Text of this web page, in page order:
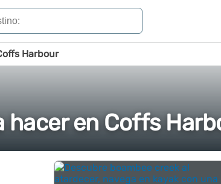
Harbour
hacer en Coffs